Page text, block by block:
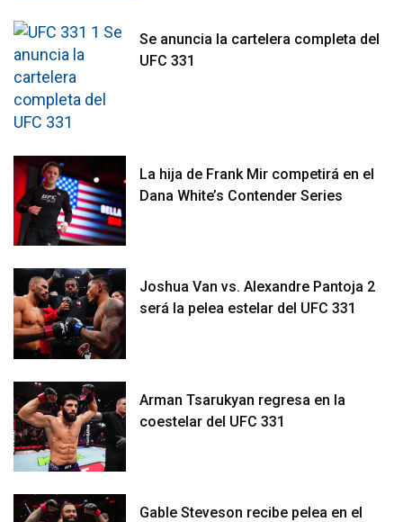
Se anuncia la cartelera completa del
UFC 331
La hija de Frank Mir competirá en el
Dana White’s Contender Series
Joshua Van vs. Alexandre Pantoja 2
será la pelea estelar del UFC 331
Arman Tsarukyan regresa en la
coestelar del UFC 331
Gable Steveson recibe pelea en el